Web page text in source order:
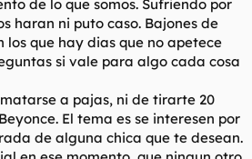
de lo que somos. Sufriendo por
haran ni puto caso. Bajones de
los que hay dias que no apetece
si vale para algo cada cosa
a pajas, ni de tirarte 20
El tema es se interesen por
de alguna chica que te desean.